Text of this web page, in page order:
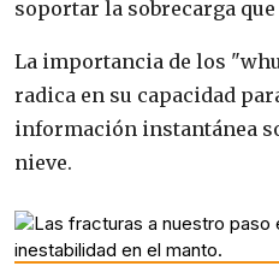
soportar la sobrecarga
La importancia de los
radica en su capacidad
información instantánea
nieve.